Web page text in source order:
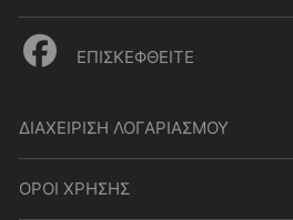
ΕΠΙΣΚΕΦΘΕΙΤΕ
ΔΙΑΧΕΙΡΙΣΗ ΛΟΓΑΡΙΑΣΜΟΥ
ΟΡΟΙ ΧΡΗΣΗΣ